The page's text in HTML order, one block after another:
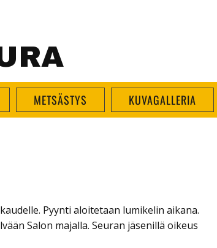
METSÄSTYS KUVAGALLERIA
Pyynti aloitetaan lumikelin aikana.
Salon majalla. Seuran jäsenillä oikeus